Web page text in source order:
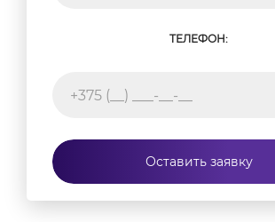
ТЕЛЕФОН:
Оставить заявку